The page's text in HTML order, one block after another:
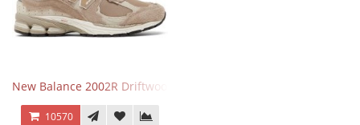
New Balance 2002R Driftwood Sea Salt бежевые
10570